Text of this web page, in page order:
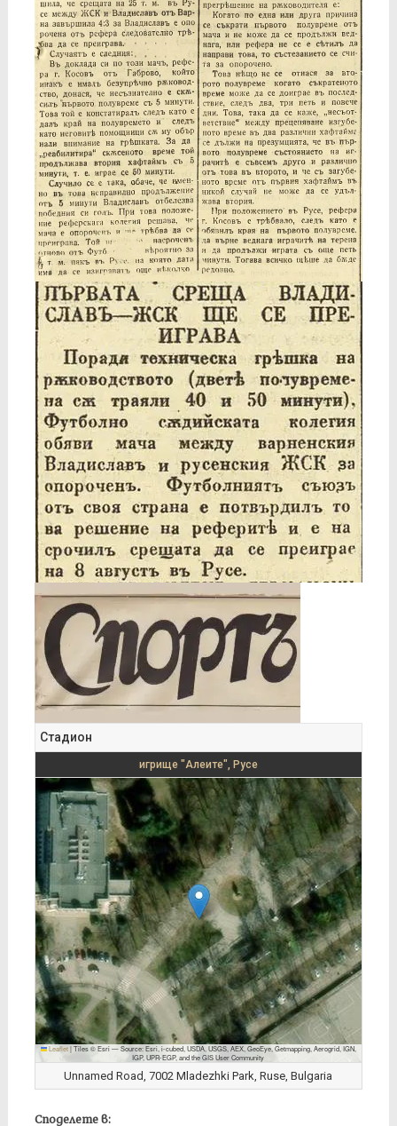
Стадион
игрище "Алеите", Русе
Leaflet |Tiles © Esri — Source: Esri, i-cubed, USDA, USGS, AEX, GeoEye, Getmapping, Aerogrid, IGN,
IGP, UPR-EGP, and the GIS User Community
Unnamed Road, 7002 Mladezhki Park, Ruse, Bulgaria
Споделете в: